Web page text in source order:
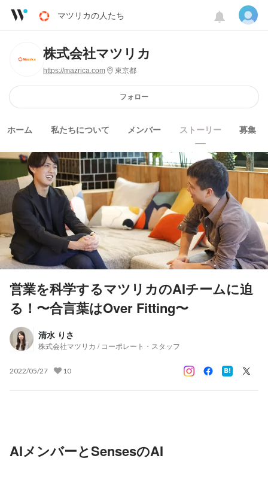
マツリカの人たち
株式会社マツリカ
https://mazrica.com 東京都
フォロー
ホーム 私たちについて メンバー ストーリー 募集
営業を科学するマツリカのAIチームに迫
る！〜合言葉はOver Fitting〜
清水 りさ
株式会社マツリカ / コーポレート・スタッフ
2022/05/27 10
AIメンバーとSensesのAI